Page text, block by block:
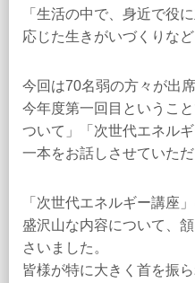
「生活の中で、身近で役
応じた生きがいづくりな
今回は70名弱の方々が出席
今年度第一回目というこ
ついて」「次世代エネル
一本をお話しさせていただ
「次世代エネルギー講座」
盛沢山な内容について、
さいました。
皆様が特に大きく首を振